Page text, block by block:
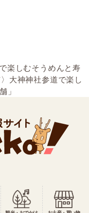
楽しむそうめんと寿
〉大神神社参道で楽し
」